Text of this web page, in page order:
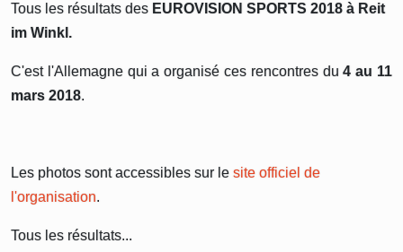
Tous les résultats des EUROVISION SPORTS 2018 à Reit
im Winkl.
C'est l'Allemagne qui a organisé ces rencontres du4 au 11
mars 2018.
Les photos sont accessibles sur le site officiel de
l'organisation.
Tous les résultats...